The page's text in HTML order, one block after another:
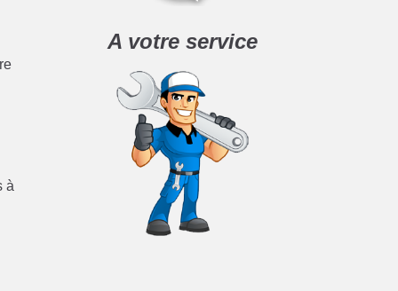
à
A votre service